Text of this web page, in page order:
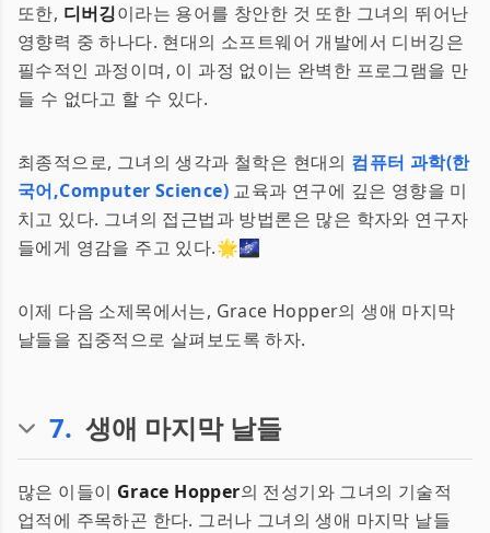
또한, 디버깅이라는 용어를 창안한 것 또한 그녀의 뛰어난
영향력 중 하나다. 현대의 소프트웨어 개발에서 디버깅은
필수적인 과정이며, 이 과정 없이는 완벽한 프로그램을 만
들 수 없다고 할 수 있다.
최종적으로, 그녀의 생각과 철학은 현대의 컴퓨터 과학(한
국어,Computer Science) 교육과 연구에 깊은 영향을 미
치고 있다. 그녀의 접근법과 방법론은 많은 학자와 연구자
들에게 영감을 주고 있다.🌟🌌
이제 다음 소제목에서는, Grace Hopper의 생애 마지막
날들을 집중적으로 살펴보도록 하자.
7. 생애 마지막 날들
많은 이들이 Grace Hopper의 전성기와 그녀의 기술적
업적에 주목하곤 한다. 그러나 그녀의 생애 마지막 날들